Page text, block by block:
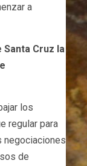
a
Santa Cruz la
los
regular para
negociaciones
de